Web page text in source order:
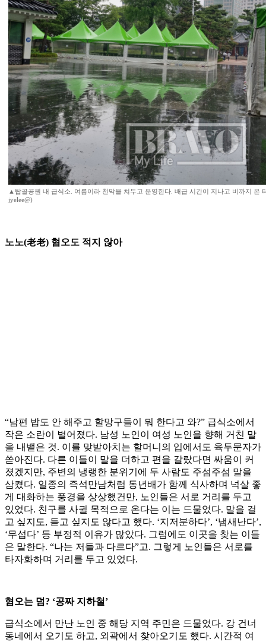
▲탑골공원 내 급식소. 여름이라 천막을 쳐두고 운영한다. 배급 시간이 지나고 비까지 온
jyelee@)
노노(老老) 혐오도 적지 않아
“남편 밥도 안 해주고 할망구들이 뭐 한다고 와?” 급식소에서
작은 소란이 벌어졌다. 남성 노인이 여성 노인을 향해 거친 말
을 내뱉은 것. 이를 맞받아치는 할머니의 입에서도 육두문자가
쏟아진다. 다른 이들이 말을 더하고 편을 갈랐다면 싸움이 커
졌겠지만, 주변의 냉랭한 분위기에 두 사람도 주섬주섬 말을
삼켰다. 일종의 즉석만남처럼 동년배가 함께 식사하며 넉살 좋
게 대화하는 풍경을 상상했건만, 노인들은 서로 거리를 두고
있었다. 친구를 사귈 목적으로 온다는 이는 드물었다. 말을 걸
고 싶지도, 듣고 싶지도 않다고 했다. ‘지저분하다’, ‘냄새난다’,
‘무섭다’ 등 부정적 이유가 많았다. 그럼에도 이곳을 찾는 이들
은 말한다. “나는 저들과 다르다”고. 그렇게 노인들은 서로를
타자화하며 거리를 두고 있었다.
혐오는 덤? ‘공짜 지하철’
급식소에서 만난 노인 중 해당 지역 주민은 드물었다. 강 건너
동네에서 오기도 하고, 외곽에서 찾아오기도 했다. 시간적 여